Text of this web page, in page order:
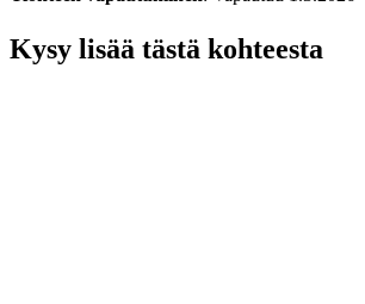
Kysy lisää tästä kohteesta